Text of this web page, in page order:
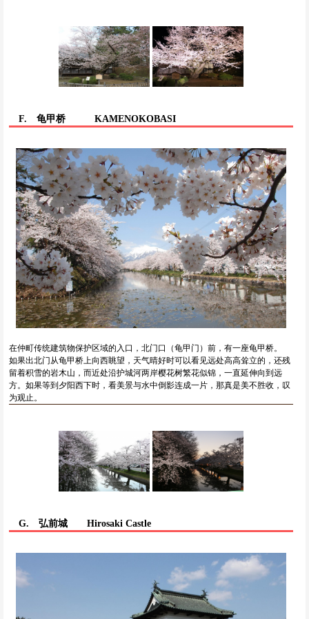
F. 龟甲桥 KAMENOKOBASI
在仲町传统建筑物保护区域的入口，北门口（龟甲门）前，有一座龟甲桥。
如果出北门从龟甲桥上向西眺望，天气晴好时可以看见远处高高耸立的，还残
留着积雪的岩木山，而近处沿护城河两岸樱花树繁花似锦，一直延伸向到远
方。如果等到夕阳西下时，看美景与水中倒影连成一片，那真是美不胜收，叹
为观止。
G. 弘前城 Hirosaki Castle